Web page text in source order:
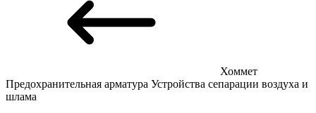
Хоммет
Предохранительная арматура Устройства сепарации воздуха и
шлама